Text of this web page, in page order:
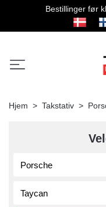
Bestillinger før
Hjem Takstativ